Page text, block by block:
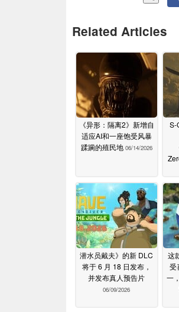
Related Articles
《异形：隔离2》新增自
适应AI和一座饱受风暴
蹂躏的殖民地 06/14/2026
S-
潜水员戴夫》的新 DLC
将于 6 月 18 日发布，
并发布真人预告片
06/09/2026
这
受
一